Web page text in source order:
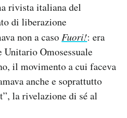
rivista italiana del
di liberazione
non a casoFuori!: era
Omosessuale
il movimento a cui faceva
anche e soprattutto
la rivelazione di sé al